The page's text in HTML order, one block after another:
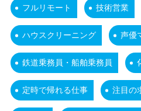
フルリモート 技術営業
ハウスクリーニング 声優
鉄道乗務員・船舶乗務員
定時で帰れる仕事 注目の